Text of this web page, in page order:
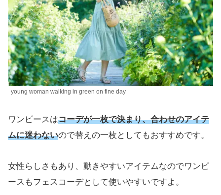
young woman walking in green on fine day
ワンピースはコーデが一枚で決まり、合わせのアイテ
ムに迷わないので替えの一枚としてもおすすめです。
女性らしさもあり、動きやすいアイテムなのでワンピ
ースもフェスコーデとして使いやすいですよ。